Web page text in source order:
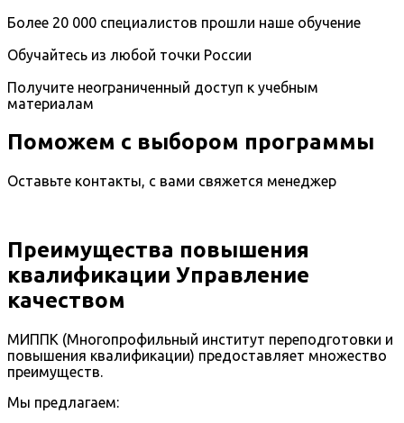
Более 20 000 специалистов прошли наше обучение
Обучайтесь из любой точки России
Получите неограниченный доступ к учебным
материалам
Поможем с выбором программы
Оставьте контакты, с вами свяжется менеджер
Преимущества повышения
квалификации Управление
качеством
МИППК (Многопрофильный институт переподготовки и
повышения квалификации) предоставляет множество
преимуществ.
Мы предлагаем: